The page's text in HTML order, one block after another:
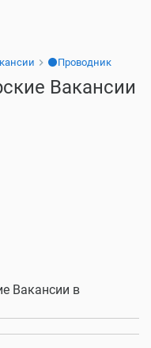
⚫Проводник
Вакансии
Вакансии в